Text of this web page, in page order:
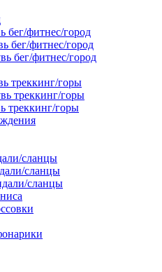
бег/фитнес/город
бег/фитнес/город
бег/фитнес/город
треккинг/горы
треккинг/горы
треккинг/горы
сланцы
сланцы
сланцы